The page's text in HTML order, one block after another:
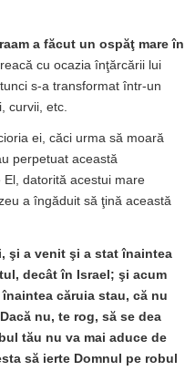
a făcut un ospăţ mare în
cu ocazia înţărcării lui
s-a transformat într-un
curvii, etc.
ei, căci urma să moară
perpetuat această
datorită acestui mare
a îngăduit să ţină această
şi a venit şi a stat înaintea
decât în Israel; şi acum
căruia stau, că nu
nu, te rog, să se dea
tău nu va mai aduce de
să ierte Domnul pe robul